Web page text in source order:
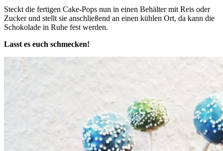
Steckt die fertigen Cake-Pops nun in einen Behälter mit Reis oder
Zucker und stellt sie anschließend an einen kühlen Ort, da kann die
Schokolade in Ruhe fest werden.
Lasst es euch schmecken!